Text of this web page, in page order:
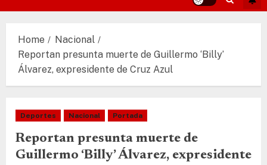
Home
Nacional
Reportan presunta muerte de Guillermo ‘Billy’
Álvarez, expresidente de Cruz Azul
Deportes Nacional Portada
Reportan presunta muerte de
Guillermo ‘Billy’ Álvarez, expresidente